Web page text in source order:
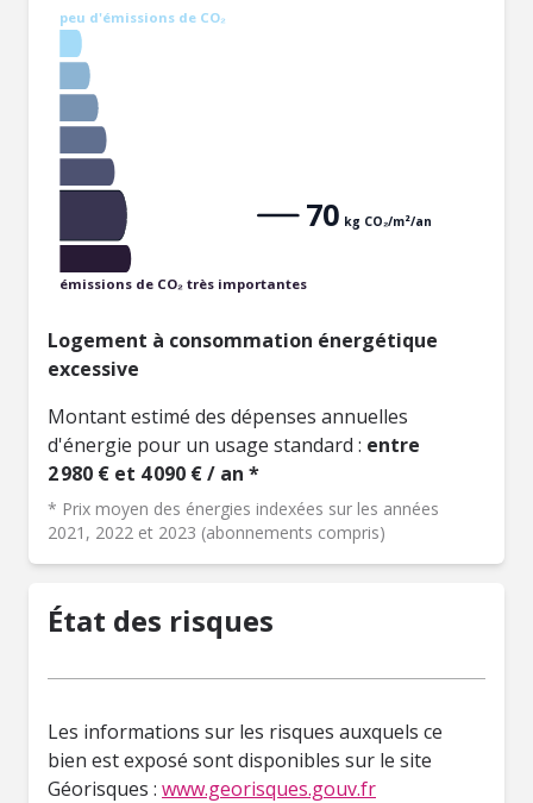
peu d'émissions de CO₂
émissions de CO₂ très importantes
70 kg CO₂/m²/an
Logement à consommation énergétique
excessive
Montant estimé des dépenses annuelles
d'énergie pour un usage standard : entre
2 980 € et 4 090 € / an *
* Prix moyen des énergies indexées sur les années
2021, 2022 et 2023 (abonnements compris)
État des risques
Les informations sur les risques auxquels ce
bien est exposé sont disponibles sur le site
Géorisques : www.georisques.gouv.fr